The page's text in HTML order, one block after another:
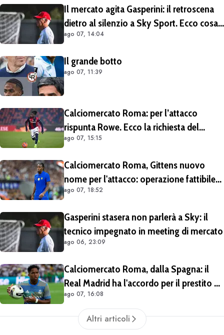
Il mercato agita Gasperini: il retroscena
dietro al silenzio a Sky Sport. Ecco cosa
è emerso dal meeting con la proprietà
ago 07, 14:04
Il grande botto
ago 07, 11:39
Calciomercato Roma: per l’attacco
rispunta Rowe. Ecco la richiesta del
Bologna
ago 07, 15:15
Calciomercato Roma, Gittens nuovo
nome per l'attacco: operazione fattibile
solo in prestito
ago 07, 18:52
Gasperini stasera non parlerà a Sky: il
tecnico impegnato in meeting di mercato
ago 06, 23:09
Calciomercato Roma, dalla Spagna: il
Real Madrid ha l'accordo per il prestito di
Endrick in Premier League
ago 07, 16:08
Altri articoli